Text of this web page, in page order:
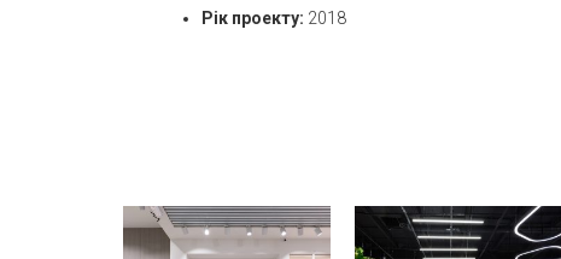
Рік проекту: 2018